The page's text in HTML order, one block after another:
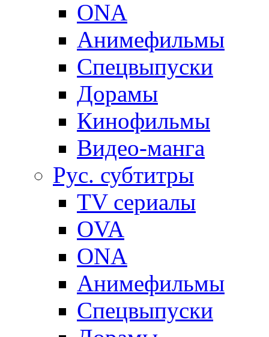
ONA
Анимефильмы
Спецвыпуски
Дорамы
Кинофильмы
Видео-манга
Рус. субтитры
TV сериалы
OVA
ONA
Анимефильмы
Спецвыпуски